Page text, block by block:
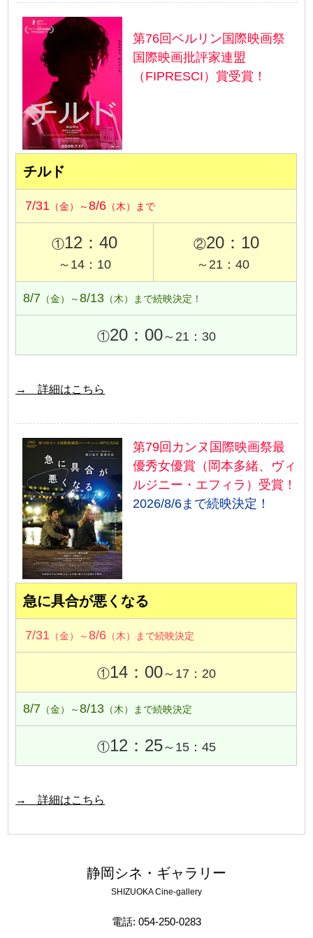
第76回ベルリン国際映画祭
国際映画批評家連盟
（FIPRESCI）賞受賞！
チルド
7/31 （金）～8/6 （木）まで
①12：40
～14：10
②20：10
～21：40
8/7 （金）～8/13 （木）まで続映決定！
①20：00～21：30
→ 詳細はこちら
第79回カンヌ国際映画祭最
優秀女優賞（岡本多緒、ヴィ
ルジニー・エフィラ）受賞！
2026/8/6まで続映決定！
急に具合が悪くなる
7/31 （金）～8/6 （木）まで続映決定
①14：00～17：20
8/7 （金）～8/13 （木）まで続映決定
①12：25～15：45
→ 詳細はこちら
静岡シネ・ギャラリー
SHIZUOKA Cine-gallery
電話: 054-250-0283